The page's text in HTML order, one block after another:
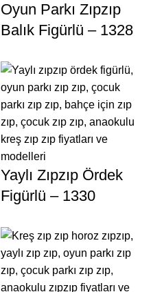
Oyun Parkı Zıpzıp
Balık Figürlü – 1328
Yaylı Zıpzıp Ördek
Figürlü – 1330